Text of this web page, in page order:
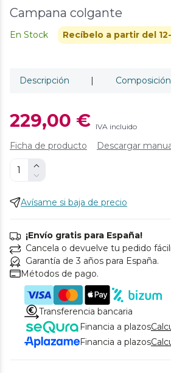
Campana colgante
En Stock Recíbelo a partir del
Descripción | Composición
229,00 € IVA incluido
Ficha de producto Descargar
Avísame si baja de precio
¡Envío gratis para España!
Cancela o devuelve tu pedido
Garantía de 3 años para España.
Métodos de pago.
Transferencia bancaria
Financia a plazos
Financia a plazos